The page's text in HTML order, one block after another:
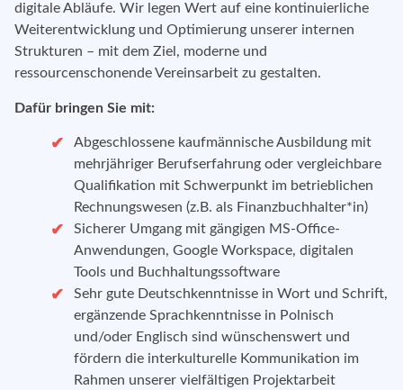
digitale Abläufe. Wir legen Wert auf eine kontinuierliche
Weiterentwicklung und Optimierung unserer internen
Strukturen – mit dem Ziel, moderne und
ressourcenschonende Vereinsarbeit zu gestalten.
Dafür bringen Sie mit:
Abgeschlossene kaufmännische Ausbildung mit
mehrjähriger Berufserfahrung oder vergleichbare
Qualifikation mit Schwerpunkt im betrieblichen
Rechnungswesen (z.B. als Finanzbuchhalter*in)
Sicherer Umgang mit gängigen MS-Office-
Anwendungen, Google Workspace, digitalen
Tools und Buchhaltungssoftware
Sehr gute Deutschkenntnisse in Wort und Schrift,
ergänzende Sprachkenntnisse in Polnisch
und/oder Englisch sind wünschenswert und
fördern die interkulturelle Kommunikation im
Rahmen unserer vielfältigen Projektarbeit